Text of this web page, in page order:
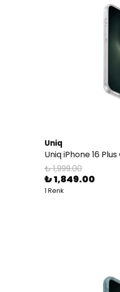
Uniq
Uniq iPhone 16
₺ 1,999.00
₺ 1,849.00
1 Renk